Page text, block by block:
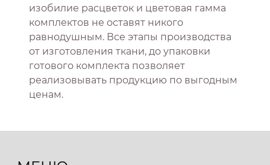
изобилие расцветок и цветовая гамма
комплектов не оставят никого
равнодушным. Все этапы производства
от изготовления ткани, до упаковки
готового комплекта позволяет
реализовывать продукцию по выгодным
ценам.